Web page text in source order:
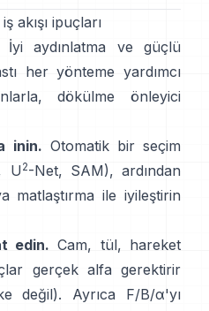
akışı ipuçları
İyi aydınlatma ve güçlü
her yönteme yardımcı
dökülme önleyici
inin. Otomatik bir seçim
U 2-Net, SAM), ardından
matlaştırma ile iyileştirin
edin. Cam, tül, hareket
gerçek alfa gerektirir
değil). Ayrıca
F/B/α'yı